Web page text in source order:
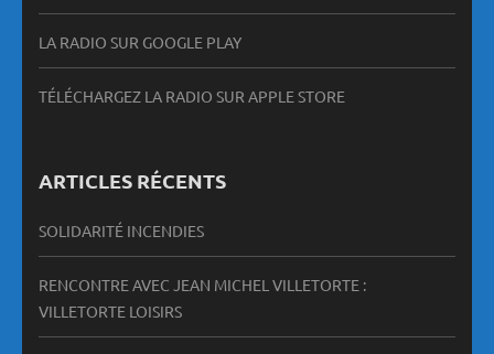
LA RADIO SUR GOOGLE PLAY
TÉLÉCHARGEZ LA RADIO SUR APPLE STORE
ARTICLES RÉCENTS
SOLIDARITÉ INCENDIES
RENCONTRE AVEC JEAN MICHEL VILLETORTE :
VILLETORTE LOISIRS